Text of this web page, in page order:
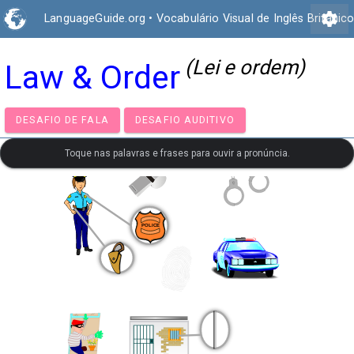
LanguageGuide.org • Vocabulário Visual de Inglês Britânico
settings
Law & Order (Lei e ordem)
DESAFIO DE FALA DESAFIO AUDITIVO
Toque nas palavras e frases para ouvir a pronúncia.